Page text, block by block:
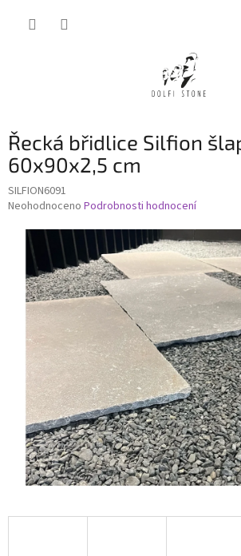
Řecká břidlice Silfion
60x90x2,5 cm
SILFION6091
Průměrné
produktu
hvězdiček.
Neohodnoceno Podrobnosti hodnocení